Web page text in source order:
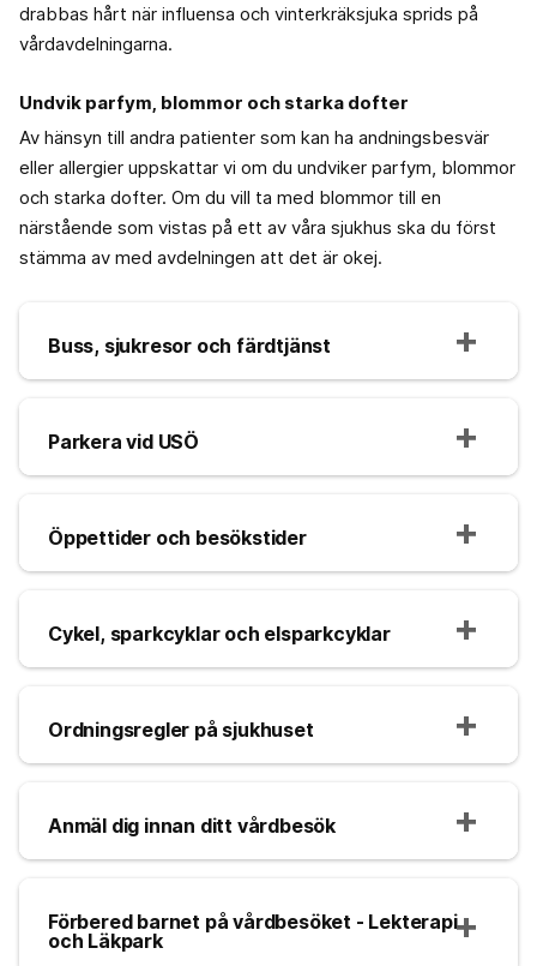
drabbas hårt när influensa och vinterkräksjuka sprids på
vårdavdelningarna.
Undvik parfym, blommor och starka dofter
Av hänsyn till andra patienter som kan ha andningsbesvär
eller allergier uppskattar vi om du undviker parfym, blommor
och starka dofter. Om du vill ta med blommor till en
närstående som vistas på ett av våra sjukhus ska du först
stämma av med avdelningen att det är okej.
Buss, sjukresor och färdtjänst
Parkera vid USÖ
Öppettider och besökstider
Cykel, sparkcyklar och elsparkcyklar
Ordningsregler på sjukhuset
Anmäl dig innan ditt vårdbesök
Förbered barnet på vårdbesöket - Lekterapi
och Läkpark